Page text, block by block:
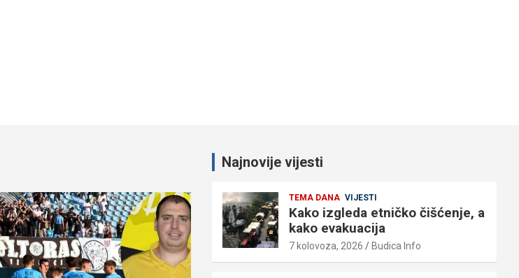
Najnovije vijesti
TEMA DANA VIJESTI
Kako izgleda etničko čišćenje, a
kako evakuacija
7 kolovoza, 2026 Budica Info